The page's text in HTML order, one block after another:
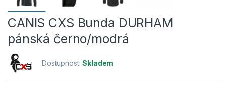
CANIS CXS Bunda DURHAM
pánská černo/modrá
Dostupnost:Skladem